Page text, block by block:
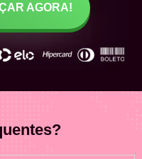
AGORA!